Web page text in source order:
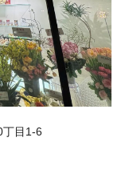
丁目1-6